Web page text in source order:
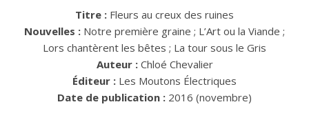
Titre : Fleurs au creux des ruines
Nouvelles : Notre première graine ; L’Art ou la Viande ;
Lors chantèrent les bêtes ; La tour sous le Gris
Auteur : Chloé Chevalier
Éditeur : Les Moutons Électriques
Date de publication : 2016 (novembre)